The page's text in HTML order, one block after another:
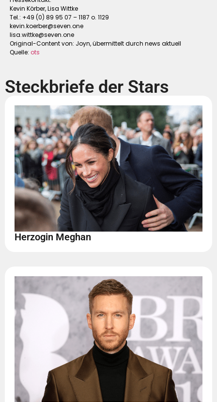
Kevin Körber, Lisa Wittke
Tel.: +49 (0) 89 95 07 – 1187 o. 1129
kevin.koerber@seven.one
lisa.wittke@seven.one
Original-Content von: Joyn, übermittelt durch news aktuell
Quelle: ots
Steckbriefe der Stars
Herzogin Meghan